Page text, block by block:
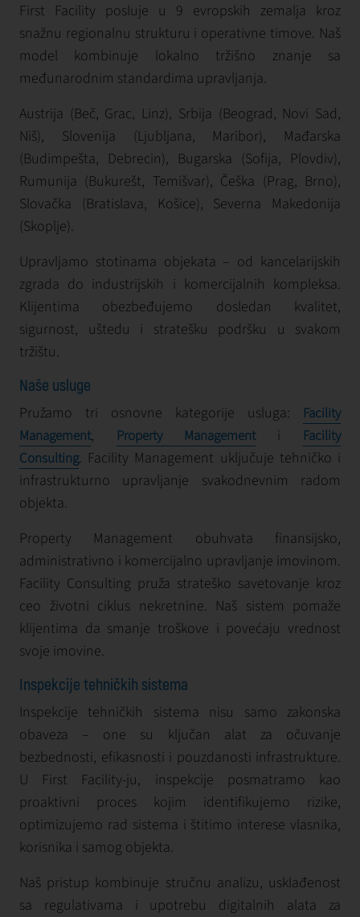
First Facility posluje u 9 evropskih zemalja kroz
snažnu regionalnu strukturu i operativne timove. Naš
model kombinuje lokalno tržišno znanje sa
međunarodnim standardima upravljanja.
Austrija (Beč, Grac, Linz), Srbija (Beograd, Novi Sad,
Niš), Slovenija (Ljubljana, Maribor), Mađarska
(Budimpešta, Debrecin), Bugarska (Sofija, Plovdiv),
Rumunija (Bukurešt, Temišvar), Češka (Prag, Brno),
Slovačka (Bratislava, Košice), Severna Makedonija
(Skoplje).
Upravljamo stotinama objekata – od kancelarijskih
zgrada do industrijskih i komercijalnih kompleksa.
Klijentima obezbeđujemo dosledan kvalitet,
sigurnost, uštedu i stratešku podršku u svakom
tržištu.
Naše usluge
Pružamo tri osnovne kategorije usluga:
Facility
Management, Property Managementi
Facility
Consulting. Facility Management uključuje tehničko i
infrastrukturno upravljanje svakodnevnim radom
objekta.
Property Management obuhvata finansijsko,
administrativno i komercijalno upravljanje imovinom.
Facility Consulting pruža strateško savetovanje kroz
ceo životni ciklus nekretnine. Naš sistem pomaže
klijentima da smanje troškove i povećaju vrednost
svoje imovine.
Inspekcije tehničkih sistema
Inspekcije tehničkih sistema nisu samo zakonska
obaveza – one su ključan alat za očuvanje
bezbednosti, efikasnosti i pouzdanosti infrastrukture.
U First Facility-ju, inspekcije posmatramo kao
proaktivni proces kojim identifikujemo rizike,
optimizujemo rad sistema i štitimo interese vlasnika,
korisnika i samog objekta.
Naš pristup kombinuje stručnu analizu, usklađenost
sa regulativama i upotrebu digitalnih alata za